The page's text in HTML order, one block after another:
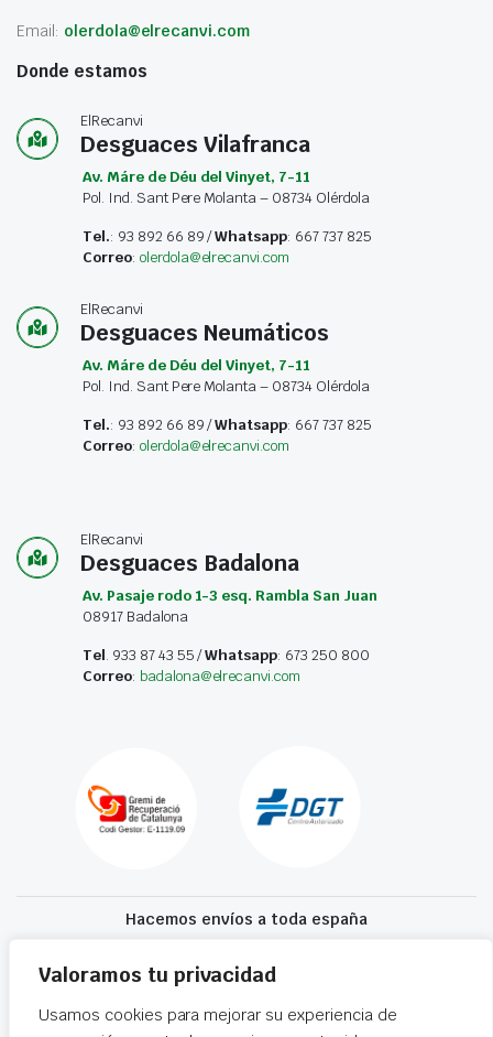
Valoramos tu privacidad
Usamos cookies para mejorar su experiencia de
Email: olerdola@elrecanvi.com
Donde estamos
ElRecanvi
Desguaces Vilafranca
Av. Máre de Déu del Vinyet, 7-11
Pol. Ind. Sant Pere Molanta – 08734 Olérdola
Tel.: 93 892 66 89 /Whatsapp: 667 737 825
Correo: olerdola@elrecanvi.com
ElRecanvi
Desguaces Neumáticos
Av. Máre de Déu del Vinyet, 7-11
Pol. Ind. Sant Pere Molanta – 08734 Olérdola
Tel.: 93 892 66 89 /Whatsapp: 667 737 825
Correo: olerdola@elrecanvi.com
ElRecanvi
Desguaces Badalona
Av. Pasaje rodo 1-3 esq. Rambla San Juan
08917 Badalona
Tel. 933 87 43 55 /Whatsapp: 673 250 800
Correo: badalona@elrecanvi.com
Hacemos envíos a toda españa
Recibe tu recambio en 24-72 horas